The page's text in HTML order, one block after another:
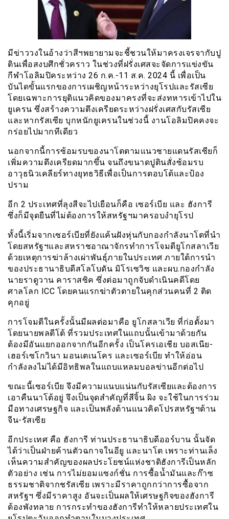
มีข่าววงในอ้างว่าสีฯพยายามจะชี้ชวนให้มาครงเจรจากับปู
ตินเพื่อสงบศึกชั่วคราว ในช่วงที่ฝรั่งเศสจะจัดการแข่งขัน
กีฬาโอลิมปิคระหว่าง 26 ก.ค.-11 ส.ค. 2024 นี้ เพื่อเป็น
บันไดขั้นแรกของการเผชิญหน้าระหว่างยุโรปและรัสเซีย
โดยเฉพาะการยุติแนวคิดของมาครงที่จะส่งทหารเข้าไปใน
ยูเครน ซึ่งสร้างความตึงเครียดระหว่างฝรั่งเศสกับรัสเซีย
และหากรัสเซีย บุกหนักยูเครนในช่วงนี้ งานโอลิมปิคคงจะ
กร่อยไปมากทีเดียว
นอกจากนี้การซ้อมรบของนาโตตามแนวชายแดนรัสเซียก็
เพิ่มความตึงเครียดมากขึ้น จนถึงขนาดปูตินสั่งซ้อมรบ
อาวุธนิวเคลียร์ทางยุทธวิธีเพื่อเป็นการตอบโต้และป้อง
ปราม
อีก 2 ประเทศที่ลุงสีจะไปเยือนก็คือ เซอร์เบีย และ ฮังการี
ซึ่งก็มีจุดยืนที่ไม่ต้องการให้สหรัฐฯมาครอบงำยุโรป
ทั้งนี้เริ่มจากเซอร์เบียที่ยังแค้นฝังหุ่นกับกองกำลังนาโตที่นำ
โดยสหรัฐฯและสหราชอาณาจักรทำการโจมตียูโกสลาเวีย
ด้วยเหตุการฆ่าล้างเผ่าพันธุ์ภายในประเทศ ภายใต้การนำ
ของประธานาธิบดีสโลโบดัน มิโรเซวิซ และผบ.กองกำลัง
นายราดูวาน คาราสซิค ซึ่งต่อมาถูกจับดำเนินคดีโดย
ศาลโลก ICC โดยคนแรกฆ่าตัวตายในคุกส่วนคนที่ 2 ติด
คุกอยู่
การโจมตีในครั้งนั้นมีผลต่อมาคือ ยูโกสลาเวีย ที่ก่อตั้งมา
โดยนายพลตีโต้ ที่รวมประเทศในแถบนั้นเข้ามาด้วยกัน
ต้องมีอันแยกออกจากกันอีกครั้ง เป็นโครเอเชีย บอสเนีย-
เฮอร์เซโกวินา มอนเตเนโคร และเซอร์เบีย ทำให้อ่อน
กำลังลงไม่ได้มีอิทธิพลในแถบแหลมบอลข่านอีกต่อไป
ขณะนี้เซอร์เบีย จึงมีความแนบแน่นกับรัสเซียและต้องการ
เอาคืนนาโต้อยู่ จึงเป็นจุดสำคัญที่สีจิ้น ผิง จะใช้ในการร่วม
มือทางเศรษฐกิจ และเป็นพลังต้านแนวคิดโปรสหรัฐฯต้าน
จีน-รัสเซีย
อีกประเทศ คือ ฮังการี ท่านประธานาธิบดีออร์บาน นั้นจัด
ได้ว่าเป็นฝ่ายค้านตัวฉกาจในอียู และนาโต เพราะท่านเล็ง
เห็นความสำคัญของผลประโยชน์แห่งชาติฮังการีเป็นหลัก
ตัวอย่าง เช่น การไม่ยอมแซงก์ชั่น การซื้อน้ำมันและก๊าซ
ธรรมชาติจากชรัสเซีย เพราะมีราคาถูกกว่าการซื้อจาก
สหรัฐฯ ซึ่งมีราคาสูง อันจะเป็นผลให้เศรษฐกิจของฮังการี
ต้องพังทลาย การกระทำของฮังการีทำให้หลายประเทศใน